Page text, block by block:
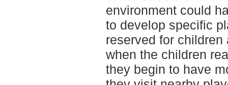
environment could
to develop specific
reserved for
when the children
they begin to have